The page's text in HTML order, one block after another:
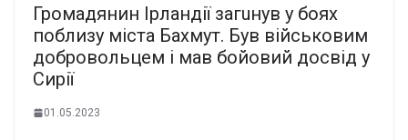
Громадянин Ірландії загuнув у боях
поблизу міста Бахмут. Був військовим
добровольцем і мав бойовий досвід у
Сирії
01.05.2023